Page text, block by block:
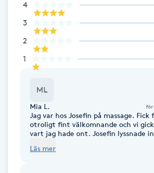
Bröllopsuppsättning
Celluliter
Coachning
Cryoterapi
4
3
2
1
ML
Mia L. för
Jag var hos Josefin på massage.
otroligt fint välkomnande och vi
vart jag hade ont. Josefin lyssnade
fantastiskt och hon fick mig att
Läs mer